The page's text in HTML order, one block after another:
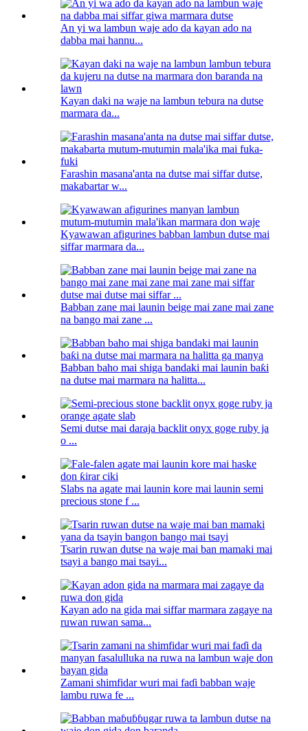
An yi wa lambun waje ado da kayan ado na
dabba mai hannu...
Kayan daki na waje na lambun tebura na dutse
marmara da...
Farashin masana'anta na dutse mai siffar dutse,
makabartar w...
Kyawawan afigurines babban lambun dutse mai
siffar marmara da...
Babban zane mai launin beige mai zane mai zane
na bango mai zane ...
Babban baho mai shiga bandaki mai launin baƙi
na dutse mai marmara na halitta...
Semi dutse mai daraja backlit onyx goge ruby ​​ja
o ...
Slabs na agate mai launin kore mai launin semi
precious stone f ...
Tsarin ruwan dutse na waje mai ban mamaki mai
tsayi a bango mai tsayi...
Kayan ado na gida mai siffar marmara zagaye na
ruwan ruwan sama...
Zamani shimfidar wuri mai faɗi babban waje
lambu ruwa fe ...